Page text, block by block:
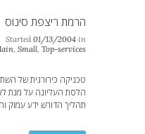
הרמת ריצפת סינוס
Started 01/13/2004 in
, Small, Top-services
טכניקה כירורגית של
הלסת העליונה על מנת
תהליך הדורש ידע עמוק